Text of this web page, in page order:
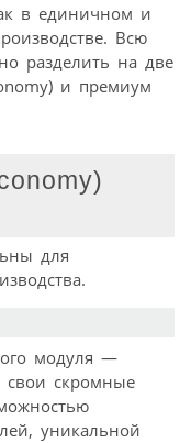
в единичном и
Всю
разделить на две
и премиум
для
модуля —
скромные
уникальной